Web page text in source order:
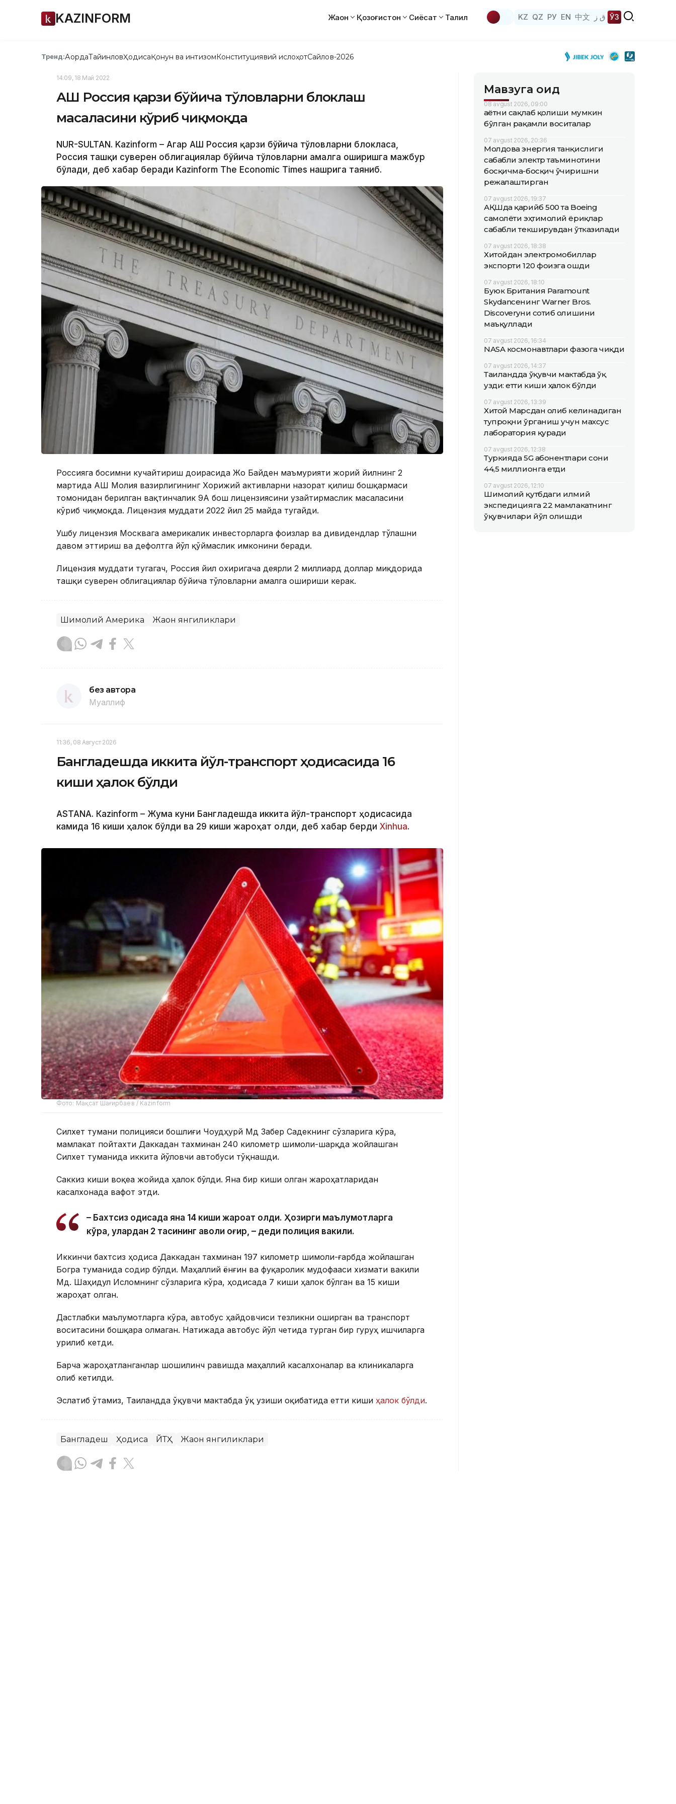
KAZINFORM Жаҳон Қозоғистон Сиёсат Таҳлил KZ QZ РУ EN 中文 ق ز ЎЗ
Тренд:АқордаТайинловҲодисаҚонун ва интизомКонституциявий ислоҳотСайлов-2026
14:09, 18 Май 2022
АҚШ Россия қарзи бўйича тўловларни блоклаш
масаласини кўриб чиқмоқда
NUR-SULTAN. Kazinform – Агар АҚШ Россия қарзи бўйича тўловларни блокласа,
Россия ташқи суверен облигациялар бўйича тўловларни амалга оширишга мажбур
бўлади, деб хабар беради Kazinform The Economic Times нашрига таяниб.
Россияга босимни кучайтириш доирасида Жо Байден маъмурияти жорий йилнинг 2
мартида АҚШ Молия вазирлигининг Хорижий активларни назорат қилиш бошқармаси
томонидан берилган вақтинчалик 9А бош лицензиясини узайтирмаслик масаласини
кўриб чиқмоқда. Лицензия муддати 2022 йил 25 майда тугайди.
Ушбу лицензия Москвага америкалик инвесторларга фоизлар ва дивидендлар тўлашни
давом эттириш ва дефолтга йўл қўймаслик имконини беради.
Лицензия муддати тугагач, Россия йил охиригача деярли 2 миллиард доллар миқдорида
ташқи суверен облигациялар бўйича тўловларни амалга ошириши керак.
Шимолий Америка Жаҳон янгиликлари
без автора
Муаллиф
11:36, 08 Август 2026
Бангладешда иккита йўл-транспорт ҳодисасида 16
киши ҳалок бўлди
ASTANА. Кazinform – Жума куни Бангладешда иккита йўл-транспорт ҳодисасида
камида 16 киши ҳалок бўлди ва 29 киши жароҳат олди, деб хабар берди Xinhua.
Фото: Мақсат Шағирбаев / Kazinform
Силхет тумани полицияси бошлиғи Чоудҳурй Мд Забер Садекнинг сўзларига кўра,
мамлакат пойтахти Даккадан тахминан 240 километр шимоли-шарқда жойлашган
Силхет туманида иккита йўловчи автобуси тўқнашди.
Саккиз киши воқеа жойида ҳалок бўлди. Яна бир киши олган жароҳатларидан
касалхонада вафот этди.
– Бахтсиз ҳодисада яна 14 киши жароҳат олди. Ҳозирги маълумотларга
кўра, улардан 2 тасининг аҳволи оғир, – деди полиция вакили.
Иккинчи бахтсиз ҳодиса Даккадан тахминан 197 километр шимоли-ғарбда жойлашган
Богра туманида содир бўлди. Маҳаллий ёнғин ва фуқаролик мудофааси хизмати вакили
Мд. Шаҳидул Исломнинг сўзларига кўра, ҳодисада 7 киши ҳалок бўлган ва 15 киши
жароҳат олган.
Дастлабки маълумотларга кўра, автобус ҳайдовчиси тезликни оширган ва транспорт
воситасини бошқара олмаган. Натижада автобус йўл четида турган бир гуруҳ ишчиларга
урилиб кетди.
Барча жароҳатланганлар шошилинч равишда маҳаллий касалхоналар ва клиникаларга
олиб кетилди.
Эслатиб ўтамиз, Таиландда ўқувчи мактабда ўқ узиши оқибатида етти киши ҳалок бўлди.
Бангладеш Ҳодиса ЙТҲ Жаҳон янгиликлари
Мавзуга оид
08 avgust 2026, 09:00
Ҳаётни сақлаб қолиши мумкин
бўлган рақамли воситалар
07 avgust 2026, 20:36
Молдова энергия танқислиги
сабабли электр таъминотини
босқичма-босқич ўчиришни
режалаштирган
07 avgust 2026, 19:37
АҚШда қарийб 500 та Boeing
самолёти эҳтимолий ёриқлар
сабабли текширувдан ўтказилади
07 avgust 2026, 18:38
Хитойдан электромобиллар
экспорти 120 фоизга ошди
07 avgust 2026, 18:10
Буюк Британия Paramount
Skydanceнинг Warner Bros.
Discoveryни сотиб олишини
маъқуллади
07 avgust 2026, 16:34
NASA космонавтлари фазога чиқди
07 avgust 2026, 14:37
Таиландда ўқувчи мактабда ўқ
узди: етти киши ҳалок бўлди
07 avgust 2026, 13:39
Хитой Марсдан олиб келинадиган
тупроқни ўрганиш учун махсус
лаборатория қуради
07 avgust 2026, 12:38
Туркияда 5G абонентлари сони
44,5 миллионга етди
07 avgust 2026, 12:10
Шимолий қутбдаги илмий
экспедицияга 22 мамлакатнинг
ўқувчилари йўл олишди